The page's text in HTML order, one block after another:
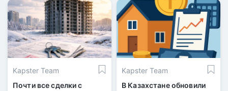
Kapster Team
Почти все сделки с
Kapster Team
В Казахстане обновили